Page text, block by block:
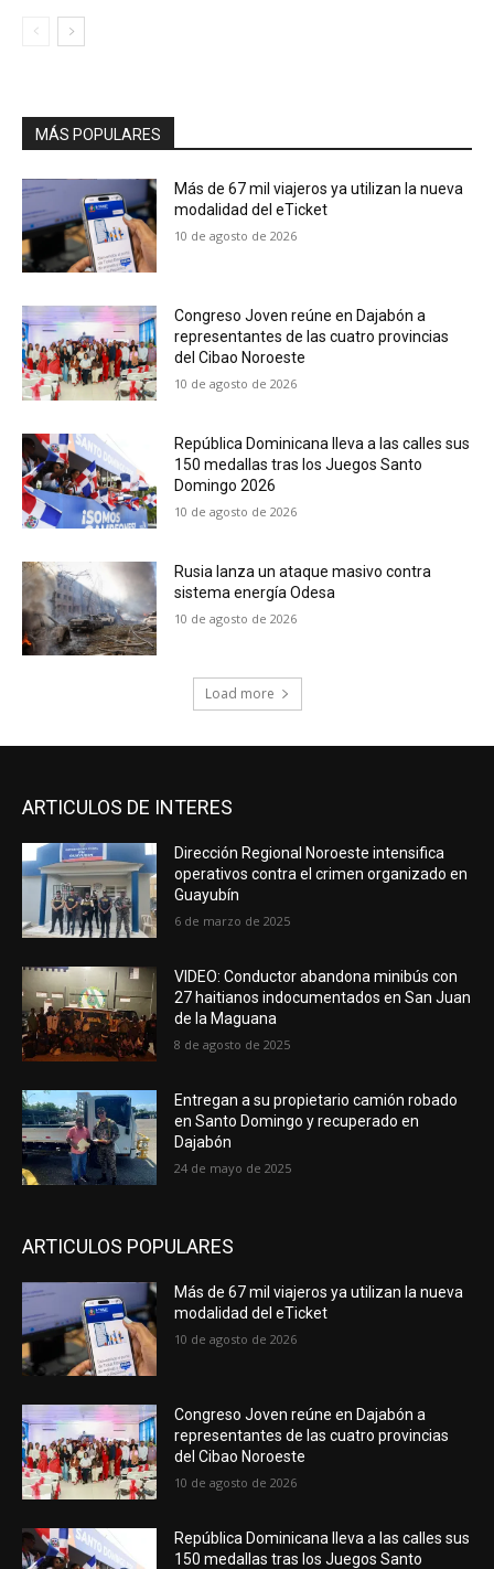
MÁS POPULARES
Más de 67 mil viajeros ya utilizan la nueva
modalidad del eTicket
10 de agosto de 2026
Congreso Joven reúne en Dajabón a
representantes de las cuatro provincias
del Cibao Noroeste
10 de agosto de 2026
República Dominicana lleva a las calles sus
150 medallas tras los Juegos Santo
Domingo 2026
10 de agosto de 2026
Rusia lanza un ataque masivo contra
sistema energía Odesa
10 de agosto de 2026
Load more
ARTICULOS DE INTERES
Dirección Regional Noroeste intensifica
operativos contra el crimen organizado en
Guayubín
6 de marzo de 2025
VIDEO: Conductor abandona minibús con
27 haitianos indocumentados en San Juan
de la Maguana
8 de agosto de 2025
Entregan a su propietario camión robado
en Santo Domingo y recuperado en
Dajabón
24 de mayo de 2025
ARTICULOS POPULARES
Más de 67 mil viajeros ya utilizan la nueva
modalidad del eTicket
10 de agosto de 2026
Congreso Joven reúne en Dajabón a
representantes de las cuatro provincias
del Cibao Noroeste
10 de agosto de 2026
República Dominicana lleva a las calles sus
150 medallas tras los Juegos Santo